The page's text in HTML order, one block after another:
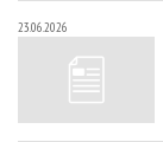
23.06.2026